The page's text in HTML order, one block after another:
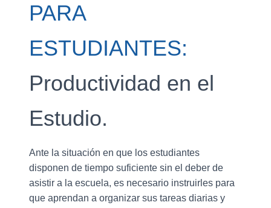
PARA
ESTUDIANTES:
Productividad en el
Estudio.
Ante la situación en que los estudiantes
disponen de tiempo suficiente sin el deber de
asistir a la escuela, es necesario instruirles para
que aprendan a organizar sus tareas diarias y